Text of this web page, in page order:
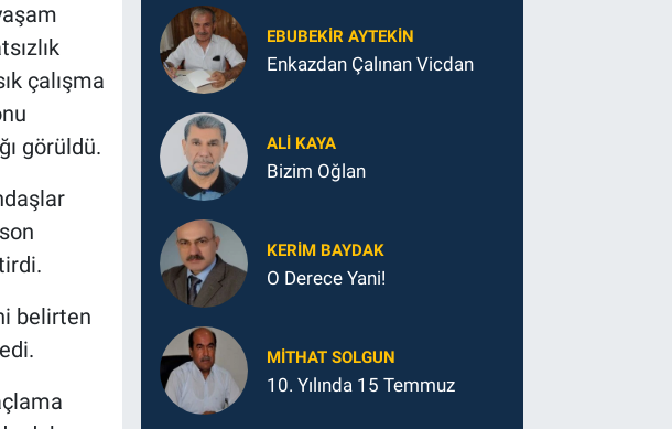
çalışma
görüldü.
belirten
EBUBEKIR AYTEKIN
Enkazdan Çalınan Vicdan
ALI KAYA
Bizim Oğlan
KERIM BAYDAK
O Derece Yani!
MITHAT SOLGUN
10. Yılında 15 Temmuz